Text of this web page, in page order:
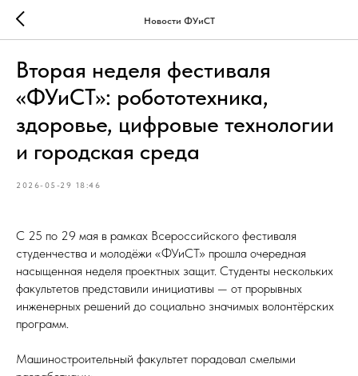
Новости ФУиСТ
Вторая неделя фестиваля
«ФУиСТ»: робототехника,
здоровье, цифровые технологии
и городская среда
2026-05-29 18:46
С 25 по 29 мая в рамках Всероссийского фестиваля
студенчества и молодёжи «ФУиСТ» прошла очередная
насыщенная неделя проектных защит. Студенты нескольких
факультетов представили инициативы — от прорывных
инженерных решений до социально значимых волонтёрских
программ.
Машиностроительный факультет порадовал смелыми